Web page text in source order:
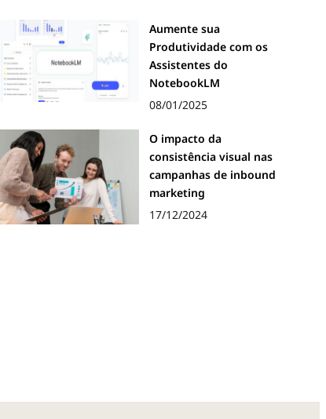
Aumente sua
Produtividade com os
Assistentes do
NotebookLM
08/01/2025
O impacto da
consistência visual nas
campanhas de inbound
marketing
17/12/2024